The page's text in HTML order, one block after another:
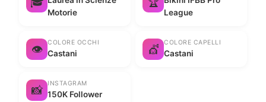
Motorie
League
👁️ COLORE OCCHI
Castani 💇 COLORE CAPELLI
Castani
📸 INSTAGRAM
150K Follower